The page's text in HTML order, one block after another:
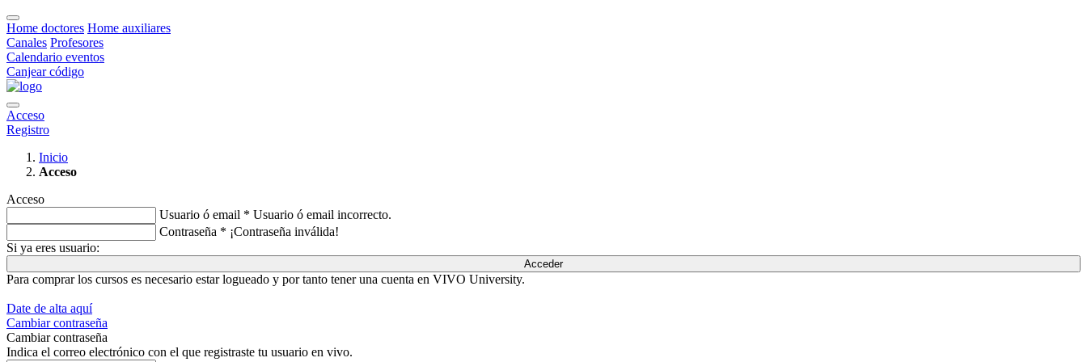
Home doctores Home auxiliares
Canales Profesores
Calendario eventos
Canjear código
Acceso
Registro
Inicio
Acceso
Acceso
Usuario ó email * Usuario ó email incorrecto.
Contraseña * ¡Contraseña inválida!
Si ya eres usuario:
Acceder
Para comprar los cursos es necesario estar logueado y por tanto tener una cuenta en VIVO University.
Date de alta aquí
Cambiar contraseña
Cambiar contraseña
Indica el correo electrónico con el que registraste tu usuario en vivo.